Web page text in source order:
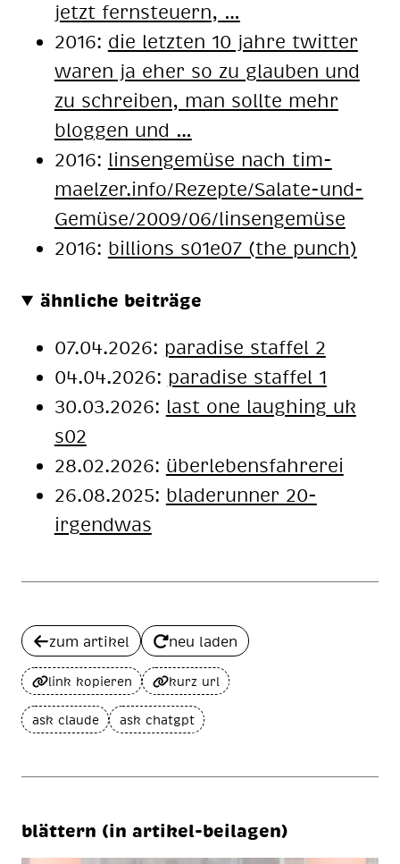
jetzt fern­steu­ern, …
2016: die letz­ten 10 jah­re twit­ter
wa­ren ja eher so zu glau­ben und
zu schrei­ben, man soll­te mehr
blog­gen und …
2016: lin­sen­ge­mü­se nach tim-
mael­zer.info/Re­zep­te/Sa­la­te-und-
Ge­mü­se/2009/06/lin­sen­ge­mü­se
2016: billions s01e07 (the punch)
ähnliche beiträge
07.04.2026: paradise staffel 2
04.04.2026: paradise staffel 1
30.03.2026: last one laughing uk
s02
28.02.2026: überlebensfahrerei
26.08.2025: bladerunner 20-
irgendwas
zum artikel neu laden
link kopieren kurz url
ask claude ask chatgpt
blättern (in artikel-beilagen)